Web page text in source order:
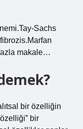
Sachs
makale…
bir özelliğin
bir